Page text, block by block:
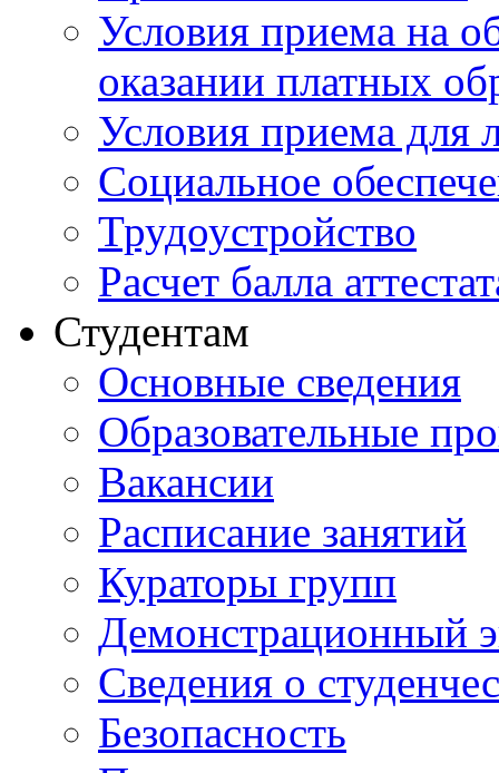
Условия приема на
оказании платных
Условия приема для
Социальное
Трудоустройство
Расчет балла
Студентам
Основные сведения
Образовательные
Вакансии
Расписание занятий
Кураторы групп
Демонстрационный
Сведения о
Безопасность